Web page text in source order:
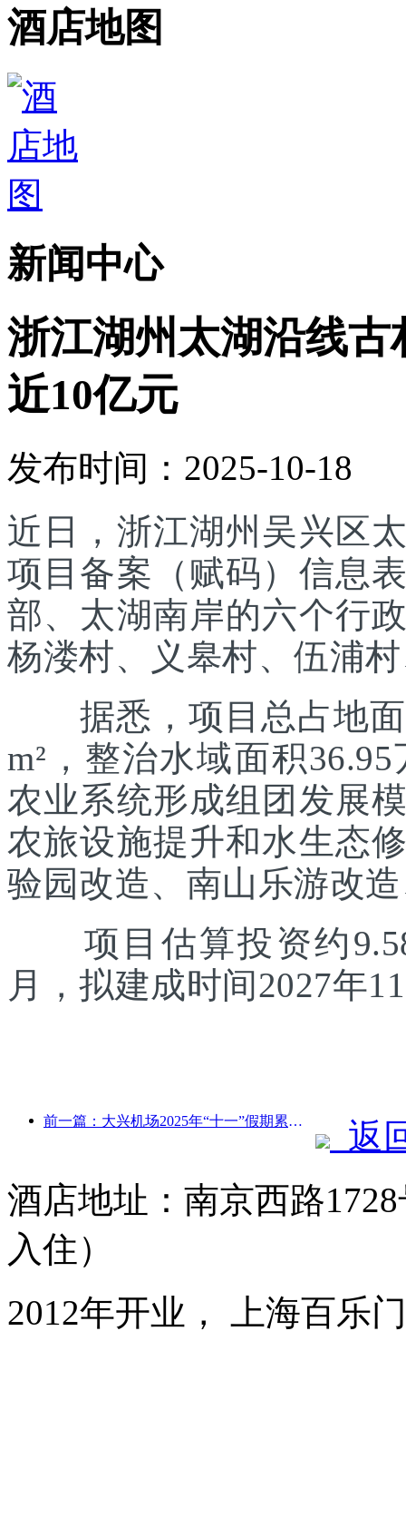
酒店地图
新闻中心
浙江湖州太湖沿线
近10亿元
发布时间：2025-10-18
近日，浙江湖州吴兴区
项目备案（赋码）信息
部、太湖南岸的六个行
杨溇村、义皋村、伍浦
据悉，项目总占地面
m²，整治水域面积
农业系统形成组团发展
农旅设施提升和水生态
验园改造、南山乐游改
项目估算投资约9.58
月，拟建成时间2027年
前一篇：大兴机场2025年“十一”假期累计运送旅客130万余人次
返
酒店地址：南京西路
入住）
2012年开业， 上海百